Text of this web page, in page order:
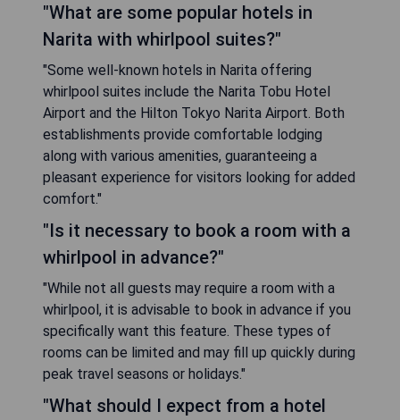
"What are some popular hotels in
Narita with whirlpool suites?"
"Some well-known hotels in Narita offering
whirlpool suites include the Narita Tobu Hotel
Airport and the Hilton Tokyo Narita Airport. Both
establishments provide comfortable lodging
along with various amenities, guaranteeing a
pleasant experience for visitors looking for added
comfort."
"Is it necessary to book a room with a
whirlpool in advance?"
"While not all guests may require a room with a
whirlpool, it is advisable to book in advance if you
specifically want this feature. These types of
rooms can be limited and may fill up quickly during
peak travel seasons or holidays."
"What should I expect from a hotel